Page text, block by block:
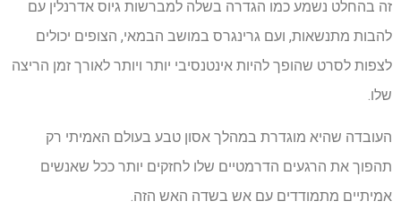
זה בהחלט נשמע כמו הגדרה בשלה למברשות גיוס אדרנלין עם
להבות מתנשאות, ועם גרינגרס במושב הבמאי, הצופים יכולים
לצפות לסרט שהופך להיות אינטנסיבי יותר ויותר לאורך זמן הריצה
שלו.
העובדה שהיא מוגדרת במהלך אסון טבע בעולם האמיתי רק
תהפוך את הרגעים הדרמטיים שלו לחזקים יותר ככל שאנשים
אמיתיים מתמודדים עם אש בשדה האש הזה.